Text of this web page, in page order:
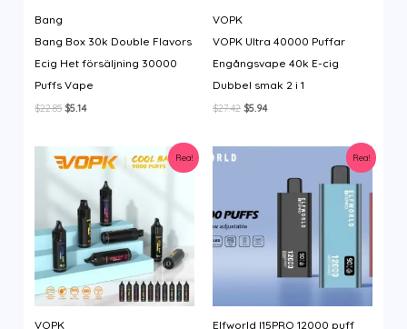
Bang
Bang Box 30k Double Flavors
Ecig Het försäljning 30000
Puffs Vape
$22.85Det
$22.85.
$5.14Det
är:
$5.14.
VOPK
VOPK Ultra 40000 Puffar
Engångsvape 40k E-cig
Dubbel smak 2 i 1
$27.42 Det
var:
$5.94Det
är:
Rea!
VOPK
Rea!
Elfworld I15PRO 12000 puff